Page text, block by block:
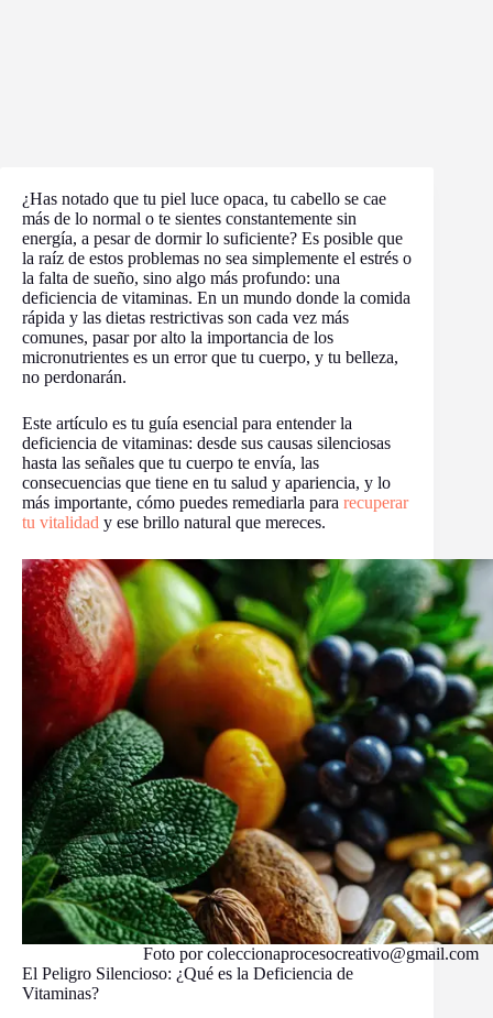
¿Has notado que tu piel luce opaca, tu cabello se cae
más de lo normal o te sientes constantemente sin
energía, a pesar de dormir lo suficiente? Es posible que
la raíz de estos problemas no sea simplemente el estrés o
la falta de sueño, sino algo más profundo: una
deficiencia de vitaminas. En un mundo donde la comida
rápida y las dietas restrictivas son cada vez más
comunes, pasar por alto la importancia de los
micronutrientes es un error que tu cuerpo, y tu belleza,
no perdonarán.
Este artículo es tu guía esencial para entender la
deficiencia de vitaminas: desde sus causas silenciosas
hasta las señales que tu cuerpo te envía, las
consecuencias que tiene en tu salud y apariencia, y lo
más importante, cómo puedes remediarla para recuperar
tu vitalidad y ese brillo natural que mereces.
Foto por coleccionaprocesocreativo@gmail.com
El Peligro Silencioso: ¿Qué es la Deficiencia de
Vitaminas?